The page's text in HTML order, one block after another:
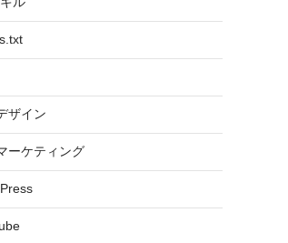
ザイン
ーケティング